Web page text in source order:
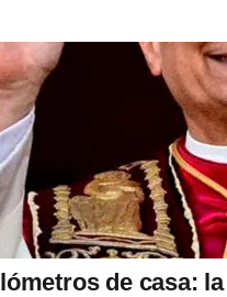
de casa: